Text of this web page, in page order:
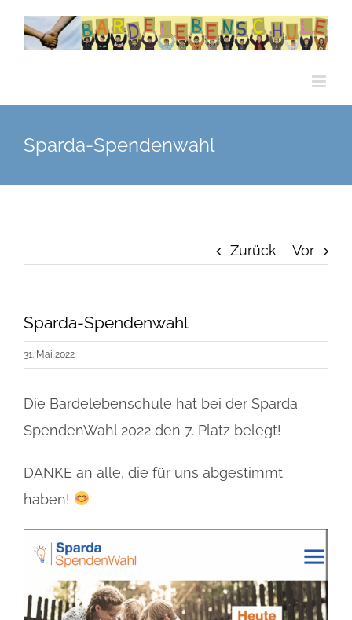
Zum
Inhalt
Sparda-Spendenwahl
Zurück Vor
Sparda-Spendenwahl
31. Mai 2022
Die Bardelebenschule hat bei der Sparda
SpendenWahl 2022 den 7. Platz belegt!
DANKE an alle, die für uns abgestimmt
haben!